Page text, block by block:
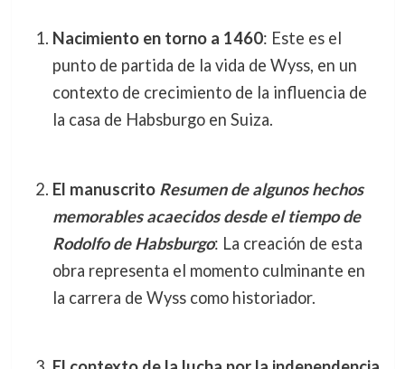
Nacimiento en torno a 1460: Este es el
punto de partida de la vida de Wyss, en un
contexto de crecimiento de la influencia de
la casa de Habsburgo en Suiza.
El manuscrito Resumen de algunos hechos
memorables acaecidos desde el tiempo de
Rodolfo de Habsburgo: La creación de esta
obra representa el momento culminante en
la carrera de Wyss como historiador.